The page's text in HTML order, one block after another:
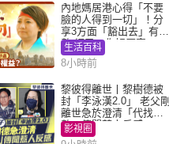
內地媽居港心得「不要
臉的人得到一切」！分
享3方面「豁出去」有著
數 網民：你好厲害
生活百科
8小時前
黎彼得離世丨黎樹德被
封「李泳漢2.0」 老父剛
離世急於澄清「代找卡
數」傳聞惹人反感
影視圈